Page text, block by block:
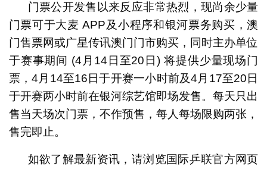
门票公开发售以来反应非常热烈，现尚余少量
门票可于大麦 APP及小程序和银河票务购买，澳
门售票网或广星传讯澳门门市购买，同时主办单位
于赛事期间 (4月14日至20日) 将提供少量现场门
票，4月14至16日于开赛一小时前及4月17至20日
于开赛两小时前在银河综艺馆即场发售。每天只出
售当天场次门票，不作预售，每人每场限购两张，
售完即止。
如欲了解最新资讯，请浏览国际乒联官方网页